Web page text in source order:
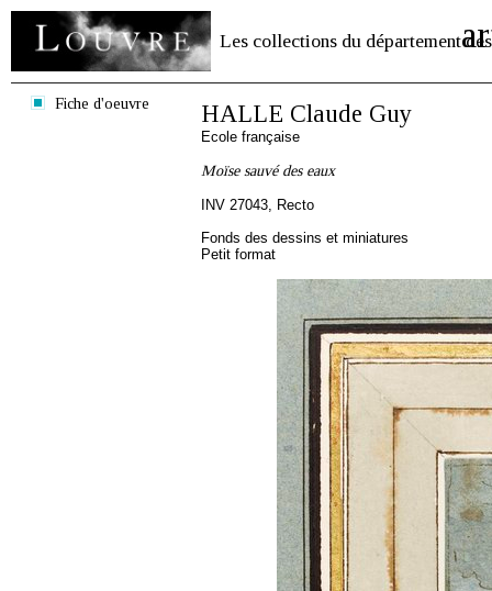
Les collections du département des
Fiche d'oeuvre HALLE Claude Guy
Ecole française
Moïse sauvé des eaux
INV 27043, Recto
Fonds des dessins et miniatures
Petit format